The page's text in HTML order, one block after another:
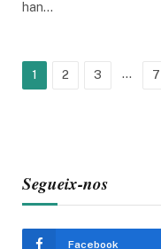
han…
1 2 3 … 7
Segueix-nos
Facebook